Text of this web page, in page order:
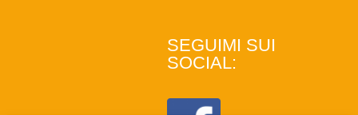
SEGUIMI SUI
SOCIAL: